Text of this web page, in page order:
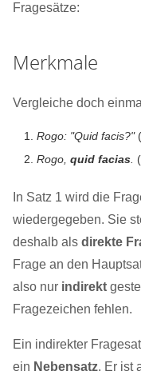
Fragesätze:
Merkmale
Vergleiche doch
Rogo: "Quid facis?"
Rogo, quid facias
In Satz 1 wird die
wiedergegeben. Sie
deshalb als direkte
Frage an den
also nur indirekt
Fragezeichen fehlen.
Ein indirekter
ein Nebensatz. Er ist